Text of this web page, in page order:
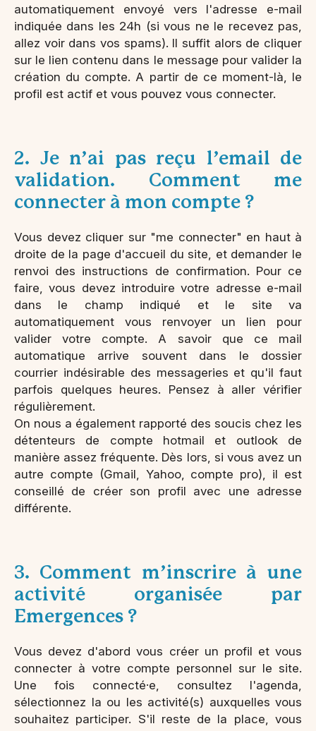
automatiquement envoyé vers l'adresse e-mail
indiquée dans les 24h (si vous ne le recevez pas,
allez voir dans vos spams). Il suffit alors de cliquer
sur le lien contenu dans le message pour valider la
création du compte. A partir de ce moment-là, le
profil est actif et vous pouvez vous connecter.
2. Je n’ai pas reçu l’email de
validation. Comment me
connecter à mon compte ?
Vous devez cliquer sur "me connecter" en haut à
droite de la page d'accueil du site, et demander le
renvoi des instructions de confirmation. Pour ce
faire, vous devez introduire votre adresse e-mail
dans le champ indiqué et le site va
automatiquement vous renvoyer un lien pour
valider votre compte. A savoir que ce mail
automatique arrive souvent dans le dossier
courrier indésirable des messageries et qu'il faut
parfois quelques heures. Pensez à aller vérifier
régulièrement.
On nous a également rapporté des soucis chez les
détenteurs de compte hotmail et outlook de
manière assez fréquente. Dès lors, si vous avez un
autre compte (Gmail, Yahoo, compte pro), il est
conseillé de créer son profil avec une adresse
différente.
3. Comment m’inscrire à une
activité organisée par
Emergences ?
Vous devez d'abord vous créer un profil et vous
connecter à votre compte personnel sur le site.
Une fois connecté·e, consultez l'agenda,
sélectionnez la ou les activité(s) auxquelles vous
souhaitez participer. S'il reste de la place, vous